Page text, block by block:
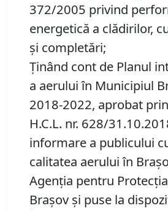
372/2005 privind
energetică a clădirilor,
și completări;
Ţinând cont de Planul
a aerului în Municipiul
2018-2022, aprobat prin
H.C.L. nr. 628/
informare a publicului
calitatea aerului în
Agenţia pentru
Braşov și puse la